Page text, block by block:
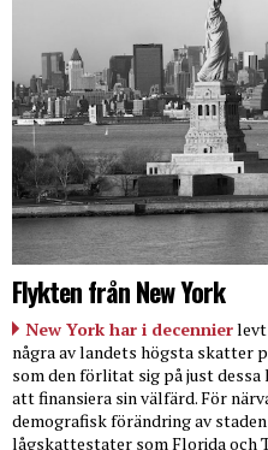
Flykten från New York
New York har i decennierlevt
några av landets högsta skatter
som den förlitat sig på just
att finansiera sin välfärd. För
demografisk förändring av
lågskattestater som Florida och